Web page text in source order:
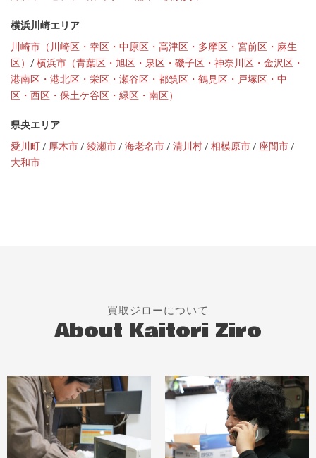
横浜川崎エリア
川崎市（川崎区・幸区・中原区・高津区・多摩区・宮前区・麻生
区） /横浜市（青葉区・旭区・泉区・磯子区・神奈川区・金沢区・
港南区・港北区・栄区・瀬谷区・都筑区・鶴見区・戸塚区・中
区・西区・保土ケ谷区・緑区・南区）
県央エリア
愛川町/ 厚木市/綾瀬市/海老名市/清川村/相模原市/ 座間市/
大和市
買取ジローについて
About Kaitori Ziro